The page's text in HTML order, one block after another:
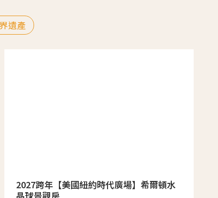
遺產
2027跨年【美國紐約時代廣場】希爾頓水
晶球景觀房